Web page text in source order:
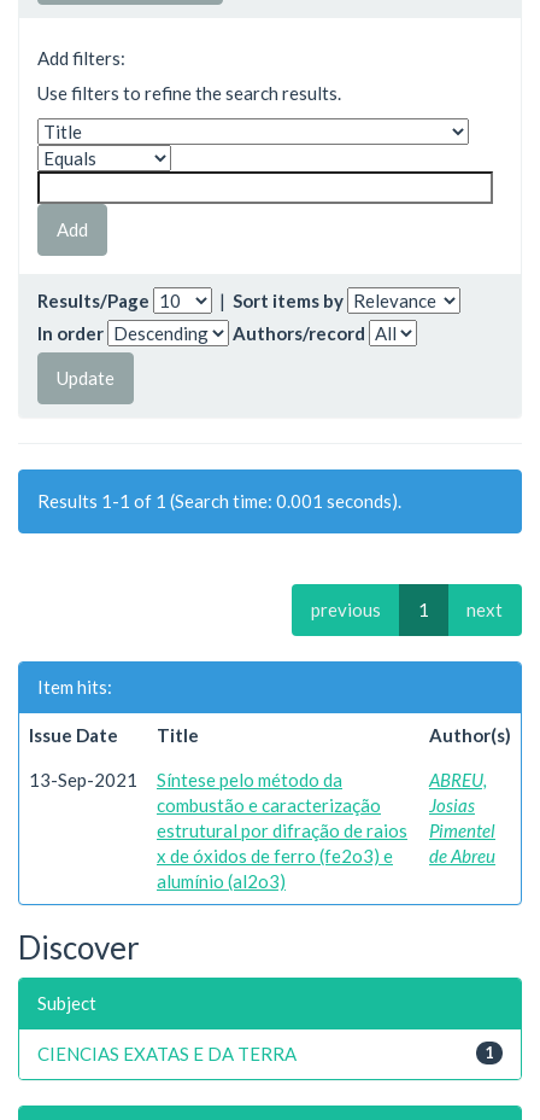
Add filters:
Use filters to refine the search results.
Results/Page | Sort items by
In order
Authors/record
Results 1-1 of 1 (Search time: 0.001 seconds).
previous 1 next
Item hits:
Issue Date Title Author(s)
13-Sep-2021
Síntese pelo método da
combustão e caracterização
estrutural por difração de raios
x de óxidos de ferro (fe2o3) e
alumínio (al2o3)
ABREU,
Josias
Pimentel
de Abreu
Discover
Subject
1
CIENCIAS EXATAS E DA TERRA